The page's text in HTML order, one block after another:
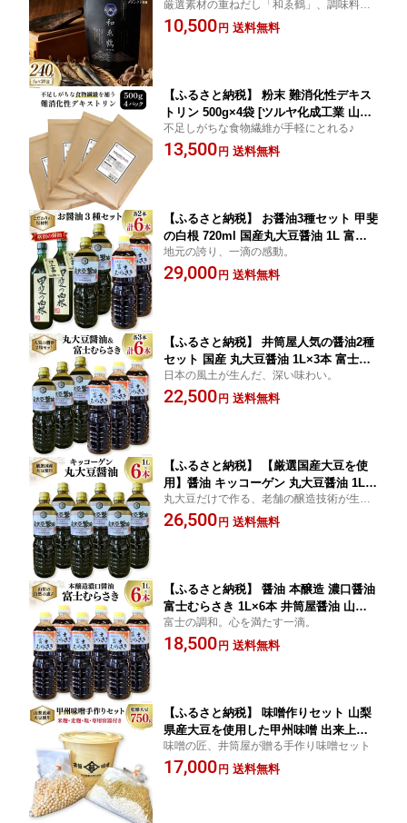
計240g [ツルヤ化成工業 山梨県 韮崎市
20743516] 出汁 ダシ だし かつお節 焼あ
厳選素材の重ねだし「和ゑ鶴」、調味料と
しても◎
10,500 円 送料無料
【ふるさと納税】 粉末 難消化性デキス
トリン 500g×4袋 [ツルヤ化成工業 山梨
県 韮崎市 20743517] パウダー 食物繊維
微顆粒品 水溶性食物繊維 ダイエット グ
不足しがちな食物繊維が手軽にとれる♪
13,500 円 送料無料
【ふるさと納税】 お醤油3種セット 甲斐
の白根 720ml 国産丸大豆醤油 1L 富士
むらさき1L 各2本 計6本 [井筒屋醤油 山
梨県 韮崎市 20745025] 大豆 調味料 醤油
地元の誇り、一滴の感動。
29,000 円 送料無料
【ふるさと納税】 井筒屋人気の醤油2種
セット 国産 丸大豆醤油 1L×3本 富士む
らさき 1L × 3本 計6L [井筒屋醤油 山梨
県 韮崎市 20745022] 大豆 調味料 醤油
日本の風土が生んだ、深い味わい。
22,500 円 送料無料
【ふるさと納税】 【厳選国産大豆を使
用】醤油 キッコーゲン 丸大豆醤油 1L×
6本 [井筒屋醤油 山梨県 韮崎市 2074502
4] 国産 大豆 調味料 しょうゆ しょう油
丸大豆だけで作る、老舗の醸造技術が生き
た味わい醤油
26,500 円 送料無料
【ふるさと納税】 醤油 本醸造 濃口醤油
富士むらさき 1L×6本 井筒屋醤油 山梨
県韮崎市 [井筒屋醤油 山梨県 韮崎市 207
45023] 調味料 しょうゆ こいくち 大豆 s
富士の調和。心を満たす一滴。
18,500 円 送料無料
【ふるさと納税】 味噌作りセット 山梨
県産大豆を使用した甲州味噌 出来上が
り約3kg [井筒屋醤油 山梨県 韮崎市 207
45028] 味噌 みそ キット 手作り ミソ 自
味噌の匠、井筒屋が贈る手作り味噌セット
17,000 円 送料無料